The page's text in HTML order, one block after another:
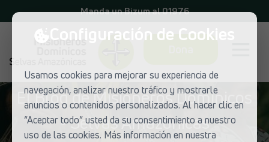
Configuración de Cookies
Usamos cookies para mejorar su experiencia de
navegación, analizar nuestro tráfico y mostrarle
anuncios o contenidos personalizados. Al hacer clic en
“Aceptar todo” usted da su consentimiento a nuestro
uso de las cookies. Más información en nuestra
Manda un Bizum al 01976
El Blog de Misioneros Dominicos
- Selvas Amazónicas